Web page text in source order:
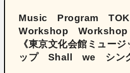
Music Program
Workshop Workshop
《東京文化会館ミュー
ップ Shall we シング